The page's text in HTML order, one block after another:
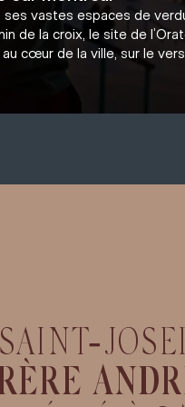
vastes espaces de
de la croix, le site de
cœur de la ville, sur le
SAINT‐JOSE
ÈRE ANDR